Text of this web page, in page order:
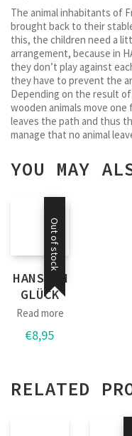
The animal inhabitants of
brought back to their
this, the children need a
arrangement, because in
they don’t play against
they have to prevent the
Depending on the result
wooden animals move
leaves the path and thus
manage that no animal
YOU MAY
Out of stock
HANS IM
GLÜCK
Read more
€8,95
RELATED